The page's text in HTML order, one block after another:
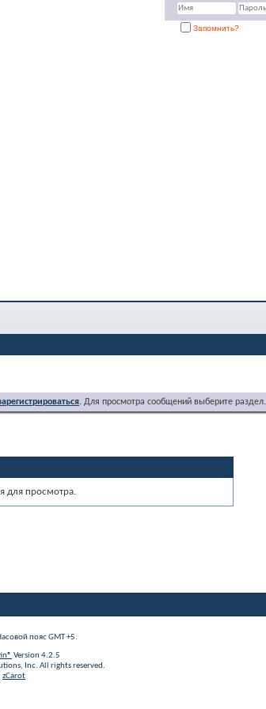
Запомнить?
. Для просмотра сообщений выберите раздел.
для просмотра.
пояс GMT +5.
Version 4.2.5
Inc. All rights reserved.
zCarot